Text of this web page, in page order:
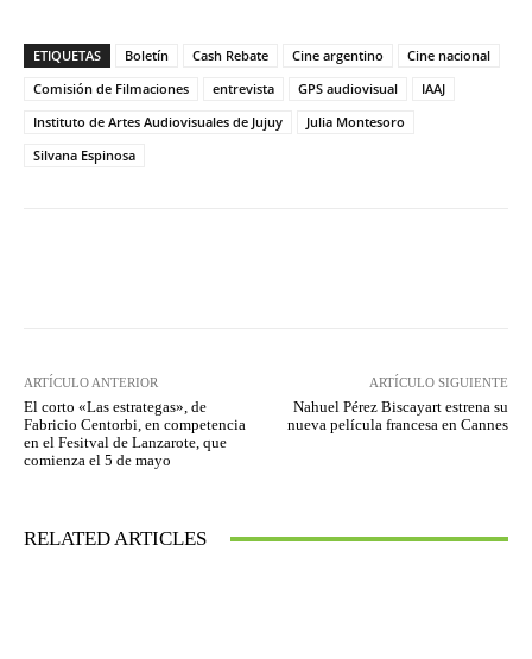
ETIQUETAS Boletín Cash Rebate Cine argentino
Cine nacional
Comisión de Filmaciones
entrevista GPS audiovisual
IAAJ
Instituto de Artes Audiovisuales de Jujuy
Julia Montesoro
Silvana Espinosa
ARTÍCULO ANTERIOR
El corto «Las estrategas», de
Fabricio Centorbi, en competencia
en el Fesitval de Lanzarote, que
comienza el 5 de mayo
ARTÍCULO SIGUIENTE
Nahuel Pérez Biscayart estrena su
nueva película francesa en Cannes
RELATED ARTICLES